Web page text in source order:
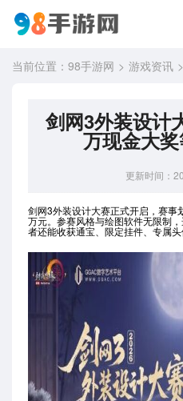
当前位置： 98手游网 游戏资讯
剑网3外装设计
万现金大
更新时间：
剑网3外装设计大赛正式开启，赛事
万元。参赛风格与绘图软件无限制
者还能收获通宝、限定挂件、专属头